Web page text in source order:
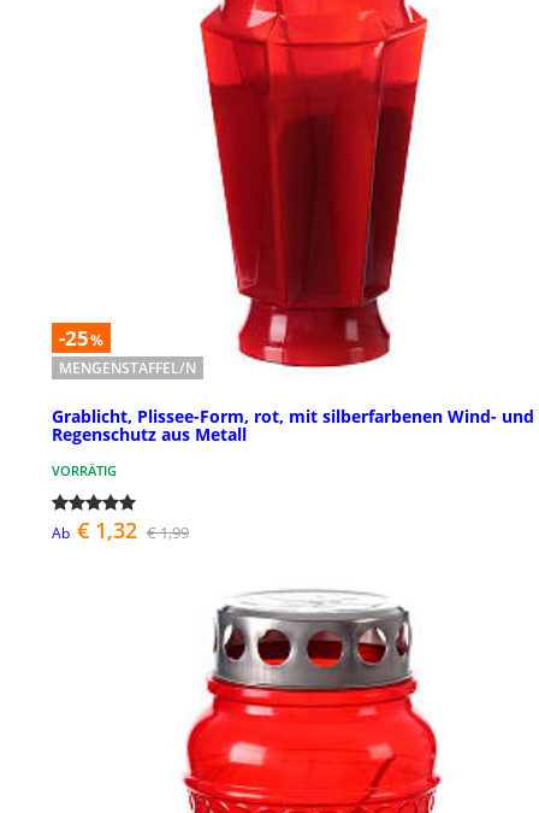
-25%
MENGENSTAFFEL/N
Grablicht, Plissee-Form, rot, mit silberfarbenen Wind- und
Regenschutz aus Metall
VORRÄTIG
Ab € 1,32 € 1,99